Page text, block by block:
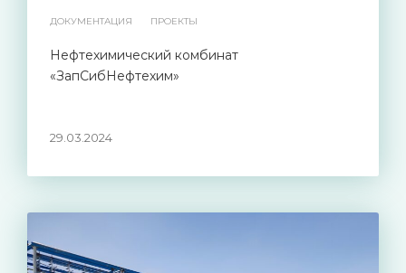
ДОКУМЕНТАЦИЯ ПРОЕКТЫ
Нефтехимический комбинат
«ЗапСибНефтехим»
29.03.2024